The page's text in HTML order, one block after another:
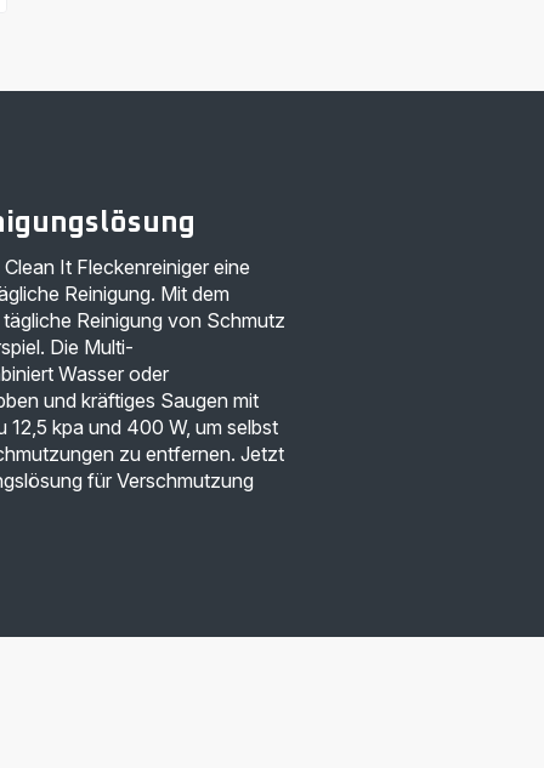
It Fleckenreiniger eine
Reinigung. Mit dem
Reinigung von Schmutz
Die Multi-
Wasser oder
und kräftiges Saugen mit
12,5 kpa und 400 W, um selbst
zu entfernen. Jetzt
für Verschmutzung